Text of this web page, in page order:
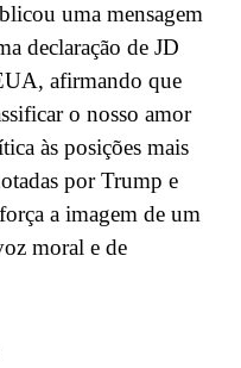
uma mensagem
declaração de JD
afirmando que
o nosso amor
às posições mais
por Trump e
a imagem de um
moral e de